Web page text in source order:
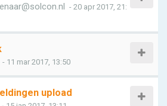
- 20 apr 2017, 21:
- 11 mar 2017, 13:50
upload